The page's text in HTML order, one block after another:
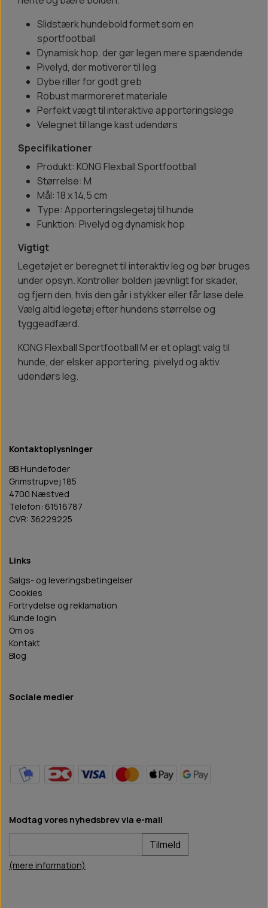
Slidstærk hundebold formet som en
sportfootball
Dynamisk hop, der gør legen mere spændende
Pivelyd, der motiverer til leg
Dybe riller for godt greb
Robust marmoreret materiale
Perfekt vægt til interaktive apporteringslege
Velegnet til lange kast udendørs
Specifikationer
Produkt: KONG Flexball Sportfootball
Størrelse: M
Mål: 18 x 14,5 cm
Type: Apporteringslegetøj til hunde
Funktion: Pivelyd og dynamisk hop
Vigtigt
Legetøjet er beregnet til interaktiv leg og bør bruges
under opsyn. Kontroller bolden jævnligt for skader,
og fjern den, hvis den går i stykker eller får løse dele.
Vælg altid legetøj efter hundens størrelse og
tyggeadfærd.
KONG Flexball Sportfootball M er et oplagt valg til
hunde, der elsker apportering, pivelyd og aktiv
udendørs leg.
Kontaktoplysninger
BB Hundefoder
Grimstrupvej 185
4700 Næstved
Telefon: 61516787
CVR: 36229225
Links
Salgs- og leveringsbetingelser
Cookies
Fortrydelse og reklamation
Kunde login
Om os
Kontakt
Blog
Sociale medier
Modtag vores nyhedsbrev via e-mail
Tilmeld
(mere information)